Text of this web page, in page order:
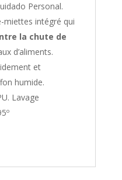
Personal.
miettes intégré qui
la chute de
d’aliments.
et
humide.
Lavage